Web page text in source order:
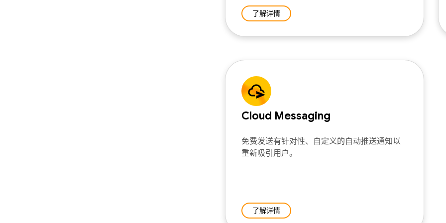
了解详情
Cloud Messaging
免费发送有针对性、自定义的自动推送通知以
重新吸引用户。
了解详情